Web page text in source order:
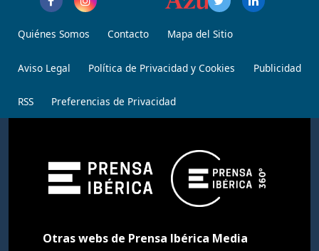
Quiénes Somos Contacto Mapa del Sitio
Aviso Legal Política de Privacidad y Cookies Publicidad
RSS Preferencias de Privacidad
Otras webs de Prensa Ibérica Media